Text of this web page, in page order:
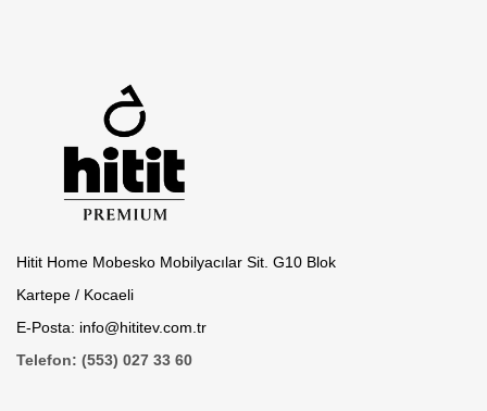
Hitit Home Mobesko Mobilyacılar Sit. G10 Blok
Kartepe / Kocaeli
E-Posta: info@hititev.com.tr
Telefon: (553) 027 33 60